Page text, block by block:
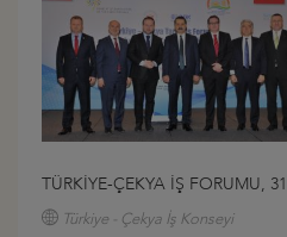
TÜRKİYE-ÇEKYA İŞ FORUMU,
Türkiye - Çekya İş Konseyi